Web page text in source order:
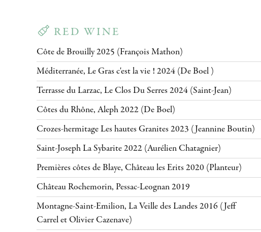
RED WINE
Côte de Brouilly 2025 (François Mathon)
Méditerranée, Le Gras c'est la vie ! 2024 (De Boel )
Terrasse du Larzac, Le Clos Du Serres 2024 (Saint-Jean)
Côtes du Rhône, Aleph 2022 (De Boel)
Crozes-hermitage Les hautes Granites 2023 (Jeannine Boutin)
Saint-Joseph La Sybarite 2022 (Aurélien Chatagnier)
Premières côtes de Blaye, Château les Erits 2020 (Planteur)
Château Rochemorin, Pessac-Leognan 2019
Montagne-Saint-Emilion, La Veille des Landes 2016 (Jeff
Carrel et Olivier Cazenave)